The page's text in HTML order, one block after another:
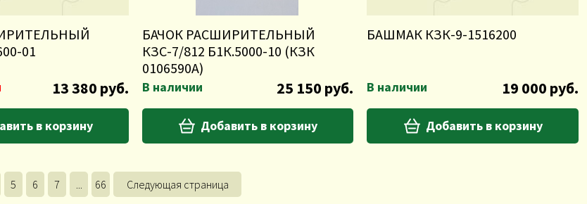
01
13 380 руб.
в корзину
БАЧОК РАСШИРИТЕЛЬНЫЙ
КЗС-7/812 Б1К.5000-10 (КЗК
0106590А)
В наличии 25 150 руб.
Добавить в корзину
БАШМАК КЗК-9-1516200
В наличии 19 000 руб.
Добавить в корзину
5 6 7 ... 66 Следующая страница